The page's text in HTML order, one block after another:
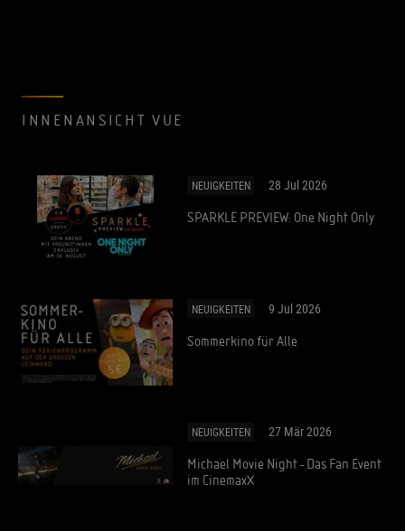
INNENANSICHT VUE
NEUIGKEITEN 28 Jul 2026
SPARKLE PREVIEW: One Night Only
NEUIGKEITEN 9 Jul 2026
Sommerkino für Alle
NEUIGKEITEN 27 Mär 2026
Michael Movie Night - Das Fan Event
im CinemaxX